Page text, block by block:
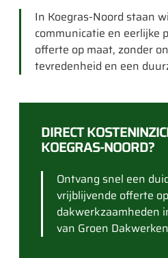
In Koegras-Noord staan
communicatie en eerlijke
offerte op maat, zonder
tevredenheid en een
DIRECT
KOEGRAS-NOORD?
Ontvang snel een
vrijblijvende offerte
dakwerkzaamheden
van Groen